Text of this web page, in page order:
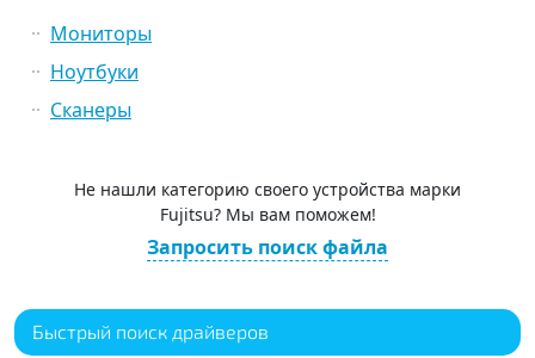
Мониторы
Ноутбуки
Сканеры
Не нашли категорию своего устройства марки
Fujitsu? Мы вам поможем!
Запросить поиск файла
Быстрый поиск драйверов